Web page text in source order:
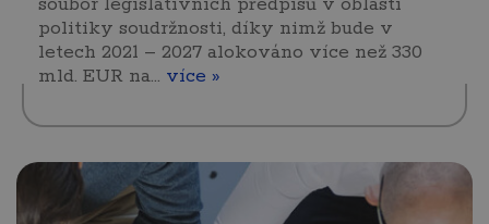
politiky soudržnosti, díky nimž bude v
letech 2021 – 2027 alokováno více než 330
mld. EUR na… více »